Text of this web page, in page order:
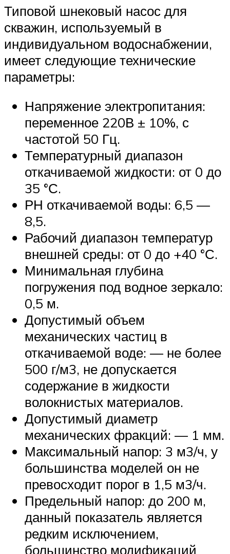
Типовой шнековый насос для
скважин, используемый в
индивидуальном водоснабжении,
имеет следующие технические
параметры:
Напряжение электропитания:
переменное 220В ± 10%, с
частотой 50 Гц.
Температурный диапазон
откачиваемой жидкости: от 0 до
35 °С.
РН откачиваемой воды: 6,5 —
8,5.
Рабочий диапазон температур
внешней среды: от 0 до +40 °С.
Минимальная глубина
погружения под водное зеркало:
0,5 м.
Допустимый объем
механических частиц в
откачиваемой воде: — не более
500 г/м3, не допускается
содержание в жидкости
волокнистых материалов.
Допустимый диаметр
механических фракций: — 1 мм.
Максимальный напор: 3 м3/ч, у
большинства моделей он не
превосходит порог в 1,5 м3/ч.
Предельный напор: до 200 м,
данный показатель является
редким исключением,
большинство модификаций